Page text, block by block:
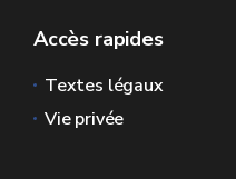
Accès rapides
Textes légaux
Vie privée